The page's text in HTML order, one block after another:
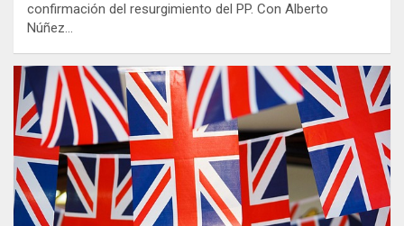
confirmación del resurgimiento del PP. Con Alberto
Núñez…